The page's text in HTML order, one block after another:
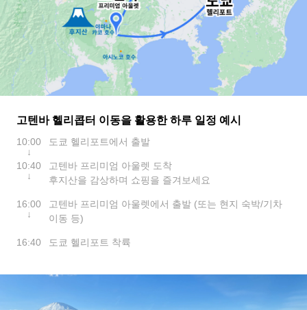
고텐바 헬리콥터 이동을 활용한 하루 일정 예시
10:00
↓
도쿄 헬리포트에서 출발
10:40
↓
고텐바 프리미엄 아울렛 도착
후지산을 감상하며 쇼핑을 즐겨보세요
16:00
↓
고텐바 프리미엄 아울렛에서 출발 (또는 현지 숙박/기차
이동 등)
16:40 도쿄 헬리포트 착륙